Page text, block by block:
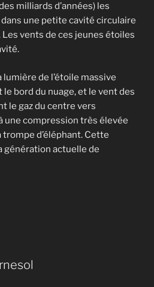
milliards d’années) les
une petite cavité circulaire
vents de ces jeunes étoiles
lumière de l’étoile massive
bord du nuage, et le vent des
le gaz du centre vers
une compression très élevée
d’éléphant. Cette
génération actuelle de